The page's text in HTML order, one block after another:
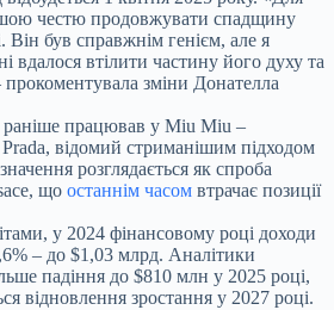
честю продовжувати спадщину
був справжнім генієм, але я
вдалося втілити частину його духу та
прокоментувала зміни Донателла
раніше працював у Miu Miu –
Prada, відомий стриманішим підходом
розглядається як спроба
що останнім часом втрачає позиції
у 2024 фінансовому році доходи
– до $1,03 млрд. Аналітики
падіння до $810 млн у 2025 році,
відновлення зростання у 2027 році.